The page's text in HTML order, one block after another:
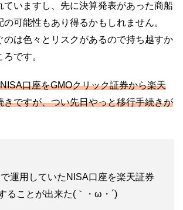
ていますし、先に決算発表があった商船
可能性もあり得るかもしれません。
のは色々とリスクがあるので持ち越すか
です。
口座をGMOクリック証券から楽天
きですが、つい先日やっと移行手続きが
運用していたNISA口座を楽天証券
ることが出来た(｀・ω・´)